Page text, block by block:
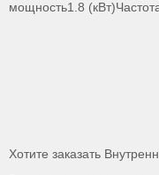
мощность1.8
Хотите заказать